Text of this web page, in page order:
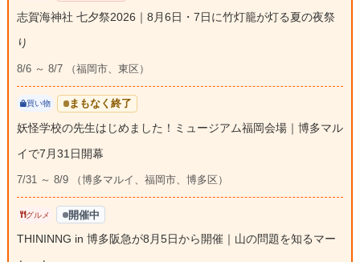
志賀海神社 七夕祭2026｜8月6日・7日に竹灯籠が灯る夏の夜祭
り
8/6 ～ 8/7 （福岡市、東区）
買い物 まもなく終了
妖怪学校の先生はじめました！ミュージアム福岡会場｜博多マル
イで7月31日開幕
7/31 ～ 8/9 （博多マルイ、福岡市、博多区）
グルメ 開催中
THININNG in 博多阪急が8月5日から開催｜山の問題を知るマー